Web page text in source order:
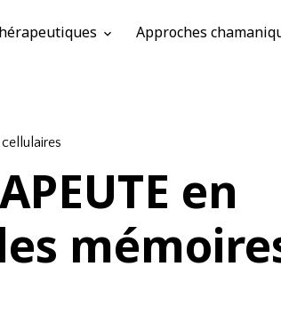
Approches
en